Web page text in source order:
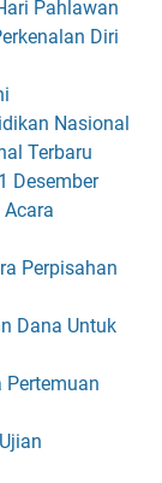
Pahlawan
Diri
Nasional
Terbaru
Desember
Perpisahan
Dana Untuk
Pertemuan